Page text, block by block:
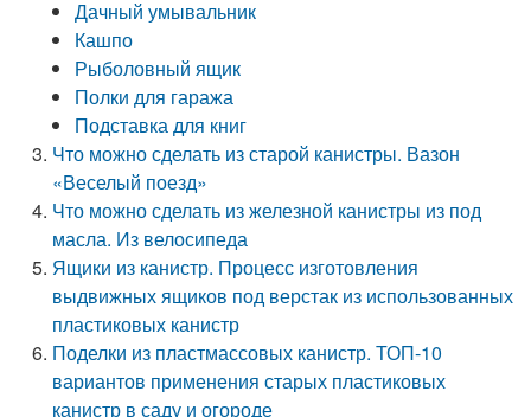
Дачный умывальник
Кашпо
Рыболовный ящик
Полки для гаража
Подставка для книг
Что можно сделать из старой канистры. Вазон
«Веселый поезд»
Что можно сделать из железной канистры из под
масла. Из велосипеда
Ящики из канистр. Процесс изготовления
выдвижных ящиков под верстак из использованных
пластиковых канистр
Поделки из пластмассовых канистр. ТОП-10
вариантов применения старых пластиковых
канистр в саду и огороде